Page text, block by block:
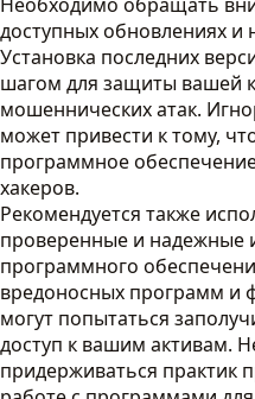
доступных обновлениях и
Установка последних
шагом для защиты вашей
мошеннических атак.
может привести к тому,
программное
хакеров.
Рекомендуется также
проверенные и надежные
программного
вредоносных программ и
могут попытаться
доступ к вашим активам.
придерживаться практик